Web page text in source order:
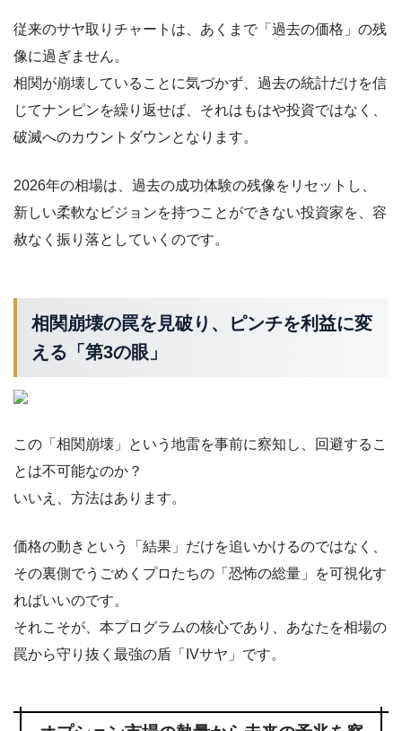
従来のサヤ取りチャートは、あくまで「過去の価格」の残
像に過ぎません。
相関が崩壊していることに気づかず、過去の統計だけを信
じてナンピンを繰り返せば、それはもはや投資ではなく、
破滅へのカウントダウンとなります。
2026年の相場は、過去の成功体験の残像をリセットし、
新しい柔軟なビジョンを持つことができない投資家を、容
赦なく振り落としていくのです。
相関崩壊の罠を見破り、ピンチを利益に変
える「第3の眼」
この「相関崩壊」という地雷を事前に察知し、回避するこ
とは不可能なのか？
いいえ、方法はあります。
価格の動きという「結果」だけを追いかけるのではなく、
その裏側でうごめくプロたちの「恐怖の総量」を可視化す
ればいいのです。
それこそが、本プログラムの核心であり、あなたを相場の
罠から守り抜く最強の盾「IVサヤ」です。